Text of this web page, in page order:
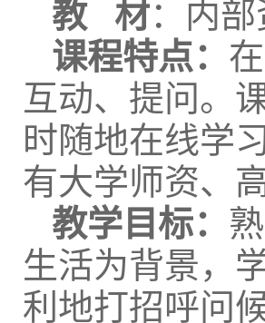
教 材：内部
课程特点：
互动、提问。
时随地在线学
有大学师资、
教学目标：
生活为背景，
利地打招呼问